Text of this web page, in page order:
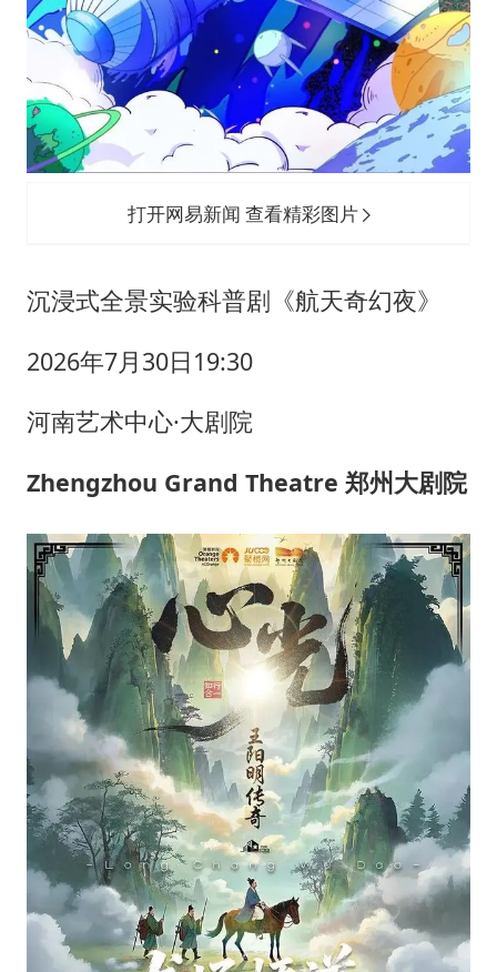
打开网易新闻 查看精彩图片
沉浸式全景实验科普剧《航天奇幻夜》
2026年7月30日19:30
河南艺术中心·大剧院
Zhengzhou Grand Theatre 郑州大剧院